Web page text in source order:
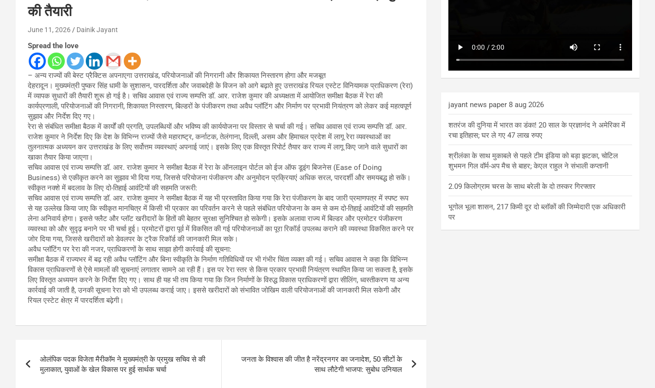
की तैयारी
June 11, 2026 Dainik Jayant
Spread the love
– अन्य राज्यों की बेस्ट प्रैक्टिस अपनाएगा उत्तराखंड, परियोजनाओं की निगरानी और शिकायत निस्तारण होगा और मजबूत
देहरादून। मुख्यमंत्री पुष्कर सिंह धामी के सुशासन, पारदर्शिता और जवाबदेही के विजन को आगे बढ़ाते हुए उत्तराखंड रियल एस्टेट विनियामक प्राधिकरण (रेरा)
में व्यापक सुधारों की तैयारी शुरू हो गई है। सचिव आवास एवं राज्य सम्पत्ति डॉ. आर. राजेश कुमार की अध्यक्षता में आयोजित समीक्षा बैठक में रेरा की
कार्यप्रणाली, परियोजनाओं की निगरानी, शिकायत निस्तारण, बिल्डरों के पंजीकरण तथा अवैध प्लॉटिंग और निर्माण पर प्रभावी नियंत्रण को लेकर कई महत्वपूर्ण
सुझाव और निर्देश दिए गए।
रेरा से संबंधित समीक्षा बैठक में कार्यों की प्रगति, उपलब्धियों और भविष्य की कार्ययोजना पर विस्तार से चर्चा की गई। सचिव आवास एवं राज्य सम्पत्ति डॉ. आर.
राजेश कुमार ने निर्देश दिए कि देश के विभिन्न राज्यों जैसे महाराष्ट्र, कर्नाटक, तेलंगाना, दिल्ली, असम और हिमाचल प्रदेश में लागू रेरा व्यवस्थाओं का
तुलनात्मक अध्ययन कर उत्तराखंड के लिए सर्वोत्तम व्यवस्थाएं अपनाई जाएं। इसके लिए एक विस्तृत रिपोर्ट तैयार कर राज्य में लागू किए जाने वाले सुधारों का
खाका तैयार किया जाएगा।
सचिव आवास एवं राज्य सम्पत्ति डॉ. आर. राजेश कुमार ने समीक्षा बैठक में रेरा के ऑनलाइन पोर्टल को ईज ऑफ डूइंग बिजनेस (Ease of Doing
Business) से एकीकृत करने का सुझाव भी दिया गया, जिससे परियोजना पंजीकरण और अनुमोदन प्रक्रियाएं अधिक सरल, पारदर्शी और समयबद्ध हो सकें।
स्वीकृत नक्शे में बदलाव के लिए दो-तिहाई आवंटियों की सहमति जरूरी:
सचिव आवास एवं राज्य सम्पत्ति डॉ. आर. राजेश कुमार ने समीक्षा बैठक में यह भी प्रस्तावित किया गया कि रेरा पंजीकरण के बाद जारी प्रमाणपत्र में स्पष्ट रूप
से यह उल्लेख किया जाए कि स्वीकृत मानचित्र में किसी भी प्रकार का परिवर्तन करने से पहले संबंधित परियोजना के कम से कम दो-तिहाई आवंटियों की सहमति
लेना अनिवार्य होगा। इससे फ्लैट और प्लॉट खरीदारों के हितों की बेहतर सुरक्षा सुनिश्चित हो सकेगी। इसके अलावा राज्य में बिल्डर और प्रमोटर पंजीकरण
व्यवस्था को और सुदृढ़ बनाने पर भी चर्चा हुई। प्रमोटरों द्वारा पूर्व में विकसित की गई परियोजनाओं का पूरा रिकॉर्ड उपलब्ध कराने की व्यवस्था विकसित करने पर
जोर दिया गया, जिससे खरीदारों को डेवलपर के ट्रैक रिकॉर्ड की जानकारी मिल सके।
अवैध प्लॉटिंग पर रेरा की नजर, प्राधिकरणों के साथ साझा होगी कार्रवाई की सूचना:
समीक्षा बैठक में राज्यभर में बढ़ रही अवैध प्लॉटिंग और बिना स्वीकृति के निर्माण गतिविधियों पर भी गंभीर चिंता व्यक्त की गई। सचिव आवास ने कहा कि विभिन्न
विकास प्राधिकरणों से ऐसे मामलों की सूचनाएं लगातार सामने आ रही हैं। इस पर रेरा स्तर से किस प्रकार प्रभावी नियंत्रण स्थापित किया जा सकता है, इसके
लिए विस्तृत अध्ययन करने के निर्देश दिए गए। साथ ही यह भी तय किया गया कि जिन निर्माणों के विरुद्ध विकास प्राधिकरणों द्वारा सीलिंग, ध्वस्तीकरण या अन्य
कार्रवाई की जाती है, उनकी सूचना रेरा को भी उपलब्ध कराई जाए। इससे खरीदारों को संभावित जोखिम वाली परियोजनाओं की जानकारी मिल सकेगी और
रियल एस्टेट क्षेत्र में पारदर्शिता बढ़ेगी।
navigation
ओलंपिक पदक विजेता मैरीकॉम ने मुख्यमंत्री के प्रमुख सचिव से की
मुलाकात, युवाओं के खेल विकास पर हुई सार्थक चर्चा
जनता के विश्वास की जीत है नरेंद्रनगर का जनादेश, 50 सीटों के
साथ लौटेगी भाजपा: सुबोध उनियाल
jayant news paper 8 aug 2026
शतरंज की दुनिया में भारत का डंका! 20 साल के प्रज्ञानंद ने अमेरिका में
रचा इतिहास; घर ले गए 47 लाख रुपए
श्रीलंका के साथ मुकाबले से पहले टीम इंडिया को बड़ा झटका, चोटिल
शुभमन गिल वॉर्म-अप मैच से बाहर; केएल राहुल ने संभाली कप्तानी
2.09 किलोग्राम चरस के साथ बरेली के दो तस्कर गिरफ्तार
भूगोल भूला शासन, 217 किमी दूर दो ब्लॉकों की जिम्मेदारी एक अधिकारी
पर